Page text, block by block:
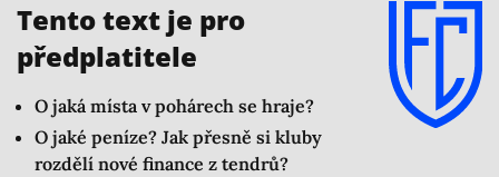
Tento text je pro
předplatitele
O jaká místa v pohárech se hraje?
O jaké peníze? Jak přesně si kluby
rozdělí nové finance z tendrů?